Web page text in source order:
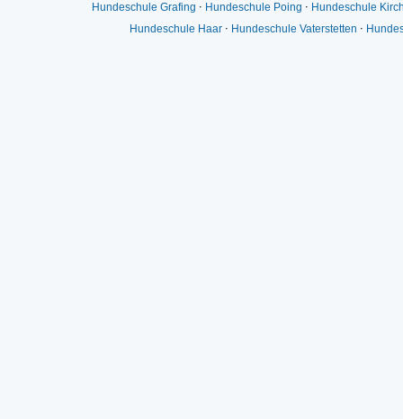
Hundeschule Grafing ⋅ Hundeschule Poing ⋅ Hundeschule
Hundeschule Haar ⋅ Hundeschule Vaterstetten ⋅